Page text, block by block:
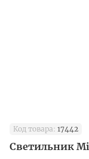
Код товара: 17442
Светильник